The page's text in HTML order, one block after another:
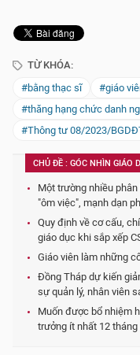
TỪ KHÓA:
#bằng thạc sĩ
#giáo
#thăng hạng chức danh
#Thông tư 08/2023/
CHỦ ĐỀ : GÓC NHÌN GIÁO
Một trường nhiều
"ôm việc", mạnh dạn
Quy định về cơ cấu,
giáo dục khi sắp xếp
Giáo viên làm những
Đồng Tháp dự kiến
sự quản lý, nhân viên
Muốn được bổ nhiệm
trưởng ít nhất 12 tháng